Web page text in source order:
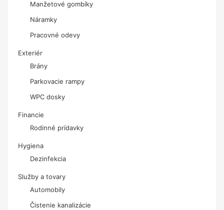
Manžetové gombíky
Náramky
Pracovné odevy
Exteriér
Brány
Parkovacie rampy
WPC dosky
Financie
Rodinné prídavky
Hygiena
Dezinfekcia
Služby a tovary
Automobily
Čistenie kanalizácie